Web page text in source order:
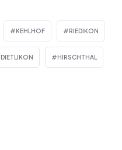
KEHLHOF RIEDIKON
DIETLIKON HIRSCHTHAL